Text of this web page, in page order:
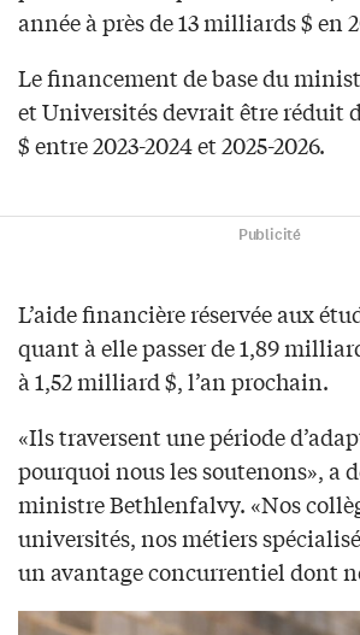
année à près de 13 milliards $ en
Le financement de base du
et Universités devrait être réduit
$ entre 2023-2024 et 2025-2026.
Publicité
L’aide financière réservée aux
quant à elle passer de 1,89
à 1,52 milliard $, l’an prochain.
«Ils traversent une période
pourquoi nous les soutenons», a
ministre Bethlenfalvy. «Nos
universités, nos métiers
un avantage concurrentiel dont